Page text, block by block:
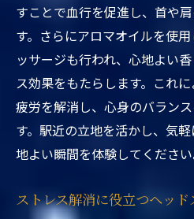
すことで血行を促進し、首や
す。さらにアロマオイルを使
ッサージも行われ、心地よい
ス効果をもたらします。これ
疲労を解消し、心身のバラン
す。駅近の立地を活かし、気
地よい瞬間を体験してください
ストレス解消に役立つヘッ